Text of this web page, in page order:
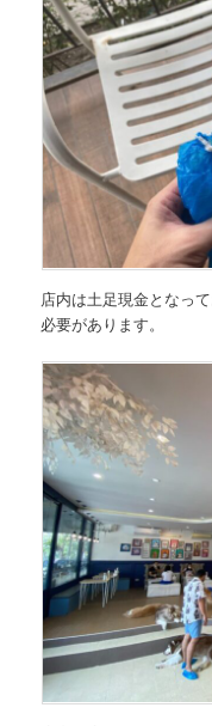
店内は土足現金となっ
必要があります。